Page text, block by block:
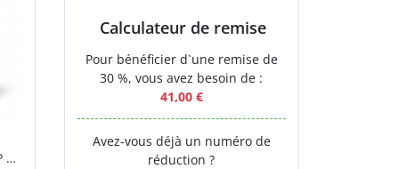
Calculateur de remise
Pour bénéficier d`une remise de
30 %, vous avez besoin de :
41,00 €
Avez-vous déjà un numéro de
réduction ?